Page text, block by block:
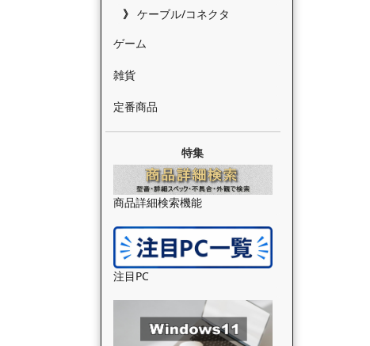
ケーブル/コネクタ
ゲーム
雑貨
定番商品
特集
商品詳細検索機能
注目PC